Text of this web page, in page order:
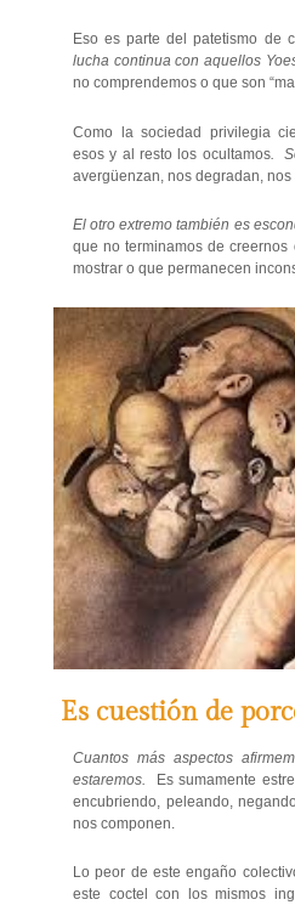
Eso es parte del patetismo de
lucha continua con aquellos
no comprendemos o que son
Como la sociedad privilegia
esos y al resto los ocultamos.
avergüenzan, nos degradan, nos
El otro extremo también es
que no terminamos de
mostrar o que permanecen
Es cuestión de
Cuantos más aspectos
estaremos.
Es sumamente
encubriendo, peleando,
nos componen.
Lo peor de este engaño
este coctel con los mismos